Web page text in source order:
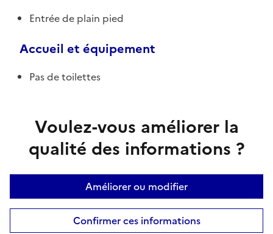
Entrée de plain pied
Accueil et équipement
Pas de toilettes
Voulez-vous améliorer la
qualité des informations ?
Améliorer ou modifier
Confirmer ces informations